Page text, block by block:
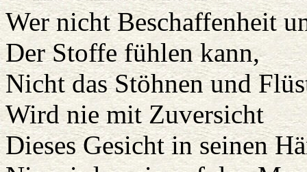
Wer nicht Beschaffenheit
Der Stoffe fühlen kann,
Nicht das Stöhnen und
Wird nie mit Zuversicht
Dieses Gesicht in seinen